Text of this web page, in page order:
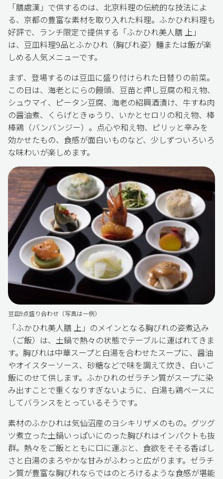
「膳處漢」で供するのは、北京料理の伝統的な技法によ
る、京都の豊富な素材を取り入れた料理。ふかひれ料理も
好評で、ランチ限定で提供する「ふかひれ美人膳 上」
は、豆皿料理9品とふかひれ（胸びれ姿）麺または飯が楽
しめる人気メニューです。
まず、登場するのは豆皿に盛り付けられた日替りの前菜。
この日は、海老とにらの饅頭、豆苗と押し豆腐の和え物、
シュウマイ、ピータン豆腐、海老の紹興酒漬け、牛すね肉
の醤油煮、くらげときゅうり、いかとセロリの和え物、棒
棒鶏（バンバンジー）。点心や和え物、ピリッと辛みを
効かせたもの、食感が面白いものなど、少しずついろいろ
な味わいが楽しめます。
豆皿9点盛り合わせ（写真は一例）
「ふかひれ美人膳 上」のメインとなる胸びれの姿煮込み
（ご飯）は、土鍋で熱々の状態でテーブルに運ばれてきま
す。胸びれは中華スープと白湯を合わせたスープに、醤油
やオイスターソース、砂糖などで味を調えて炊き、白いご
飯にのせて供します。ふかひれのゼラチン質がスープに染
み出すことで重くなりすぎないように、白湯も鶏ベースに
してバランスをとっているそうです。
素材のふかひれは気仙沼産のヨシキリザメのもの。グツグ
ツ煮立った土鍋いっぱいにのった胸びれはインパクトも抜
群。熱々をご飯とともに口に運ぶと、食欲をそそる香ばし
さと白湯のまろやかな甘みがふわっと広がります。ゼラチ
ン質が豊富な胸びれならではのとろけるような食感が堪能